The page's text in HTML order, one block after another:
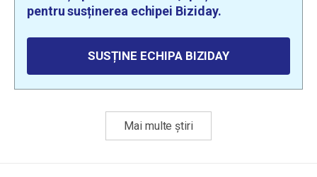
pentru susținerea echipei Biziday.
SUSȚINE ECHIPA BIZIDAY
Mai multe știri